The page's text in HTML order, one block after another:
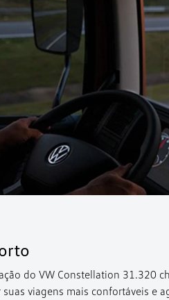
do VW Constellation 31.320
suas viagens mais confortáveis e